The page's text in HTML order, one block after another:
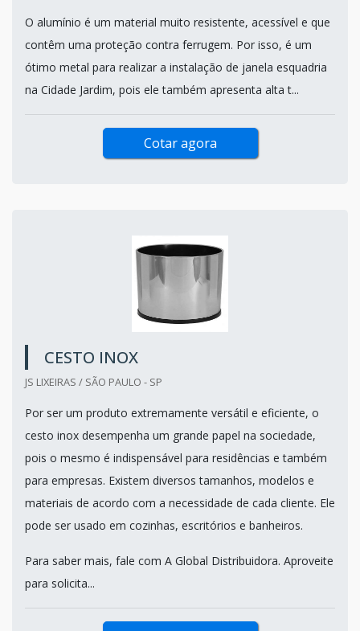
O alumínio é um material muito resistente, acessível e que
contêm uma proteção contra ferrugem. Por isso, é um
ótimo metal para realizar a instalação de janela esquadria
na Cidade Jardim, pois ele também apresenta alta t...
Cotar agora
CESTO INOX
JS LIXEIRAS / SÃO PAULO - SP
Por ser um produto extremamente versátil e eficiente, o
cesto inox desempenha um grande papel na sociedade,
pois o mesmo é indispensável para residências e também
para empresas. Existem diversos tamanhos, modelos e
materiais de acordo com a necessidade de cada cliente. Ele
pode ser usado em cozinhas, escritórios e banheiros.
Para saber mais, fale com A Global Distribuidora. Aproveite
para solicita...